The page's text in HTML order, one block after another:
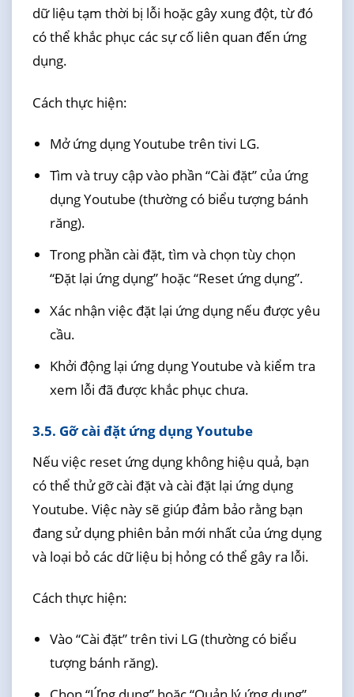
dữ liệu tạm thời bị lỗi hoặc gây xung đột, từ đó
có thể khắc phục các sự cố liên quan đến ứng
dụng.
Cách thực hiện:
Mở ứng dụng Youtube trên tivi LG.
Tìm và truy cập vào phần “Cài đặt” của ứng
dụng Youtube (thường có biểu tượng bánh
răng).
Trong phần cài đặt, tìm và chọn tùy chọn
“Đặt lại ứng dụng” hoặc “Reset ứng dụng”.
Xác nhận việc đặt lại ứng dụng nếu được yêu
cầu.
Khởi động lại ứng dụng Youtube và kiểm tra
xem lỗi đã được khắc phục chưa.
3.5. Gỡ cài đặt ứng dụng Youtube
Nếu việc reset ứng dụng không hiệu quả, bạn
có thể thử gỡ cài đặt và cài đặt lại ứng dụng
Youtube. Việc này sẽ giúp đảm bảo rằng bạn
đang sử dụng phiên bản mới nhất của ứng dụng
và loại bỏ các dữ liệu bị hỏng có thể gây ra lỗi.
Cách thực hiện:
Vào “Cài đặt” trên tivi LG (thường có biểu
tượng bánh răng).